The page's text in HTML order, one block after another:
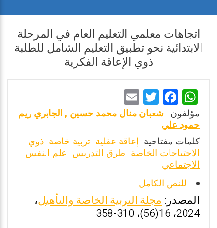
اتجاهات معلمي التعليم العام في المرحلة
الابتدائية نحو تطبيق التعليم الشامل للطلبة
ذوي الإعاقة الفكرية
W
h
at
s
A
p
p
F
a
ce
b
o
o
k
T
wi
er
m
l
مؤلفون: شعبان منال محمد حسين ,الجابري ريم
حمود علي
كلمات مفتاحية: إعاقة عقلية تربية خاصة ذوي
الاحتياجات الخاصة طرق التدريس علم النفس
الاجتماعي
للنص الكامل
المصدر:مجلة التربية الخاصة والتأهيل،
2024، 16(56)، 310-358